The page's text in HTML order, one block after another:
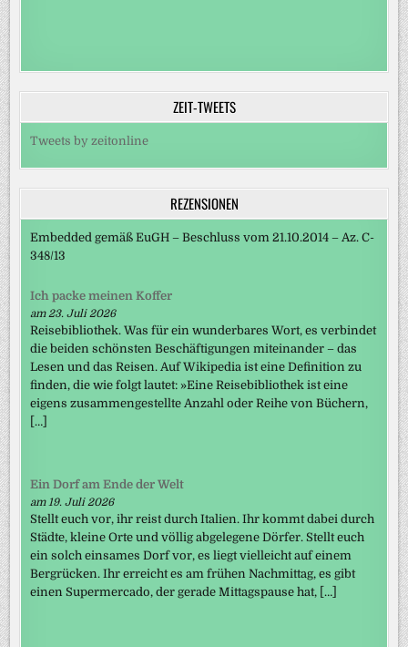
ZEIT-TWEETS
Tweets by zeitonline
REZENSIONEN
Embedded gemäß EuGH – Beschluss vom 21.10.2014 – Az. C-
348/13
Ich packe meinen Koffer
am 23. Juli 2026
Reisebibliothek. Was für ein wunderbares Wort, es verbindet
die beiden schönsten Beschäftigungen miteinander – das
Lesen und das Reisen. Auf Wikipedia ist eine Definition zu
finden, die wie folgt lautet: »Eine Reisebibliothek ist eine
eigens zusammengestellte Anzahl oder Reihe von Büchern,
[…]
Ein Dorf am Ende der Welt
am 19. Juli 2026
Stellt euch vor, ihr reist durch Italien. Ihr kommt dabei durch
Städte, kleine Orte und völlig abgelegene Dörfer. Stellt euch
ein solch einsames Dorf vor, es liegt vielleicht auf einem
Bergrücken. Ihr erreicht es am frühen Nachmittag, es gibt
einen Supermercado, der gerade Mittagspause hat, […]